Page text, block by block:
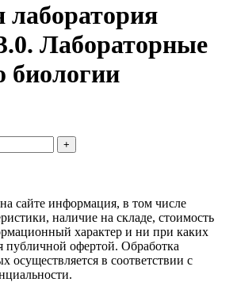
Лабораторные
биологии
сайте информация, в том числе
наличие на складе, стоимость
характер и ни при каких
публичной офертой. Обработка
осуществляется в соответствии с